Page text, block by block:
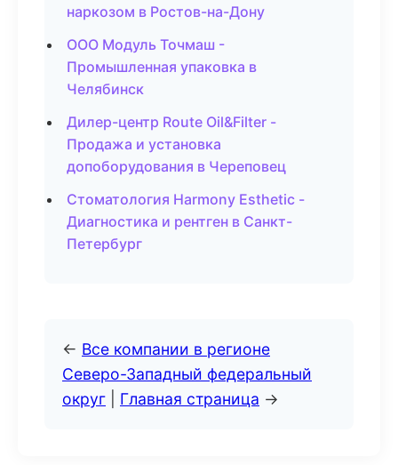
наркозом в Ростов-на-Дону
ООО Модуль Точмаш -
Промышленная упаковка в
Челябинск
Дилер-центр Route Oil&Filter -
Продажа и установка
допоборудования в Череповец
Стоматология Harmony Esthetic -
Диагностика и рентген в Санкт-
Петербург
← Все компании в регионе
Северо-Западный федеральный
округ
Главная страница →